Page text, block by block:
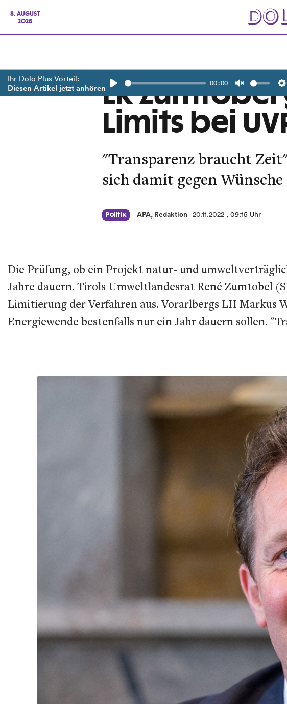
8. AUGUST
2026
Ihr Dolo Plus Vorteil:
Diesen Artikel jetzt anhören
Play
00:00
Unmute
LR
Limits bei
"Transparenz braucht
sich damit gegen Wünsche
Politik APA, Redaktion 20.11.2022 , 09:15 Uhr
Die Prüfung, ob ein Projekt natur- und
Jahre dauern. Tirols Umweltlandesrat René Zumtobel
Limitierung der Verfahren aus. Vorarlbergs LH Markus
Energiewende bestenfalls nur ein Jahr dauern sollen.